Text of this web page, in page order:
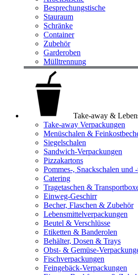
Besprechungstische
Stauraum
Schränke
Container
Zubehör
Garderoben
Mülltrennung
Take-away &
Take-away Verpackungen
Menüschalen &
Siegelschalen
Sandwich-Verpackungen
Pizzakartons
Pommes-, Snackschalen und
Catering
Tragetaschen &
Einweg-Geschirr
Becher, Flaschen & Zubehör
Lebensmittelverpackungen
Beutel & Verschlüsse
Etiketten & Banderolen
Behälter, Dosen & Trays
Obst- & Gemüse-
Fischverpackungen
Feingebäck-Verpackungen